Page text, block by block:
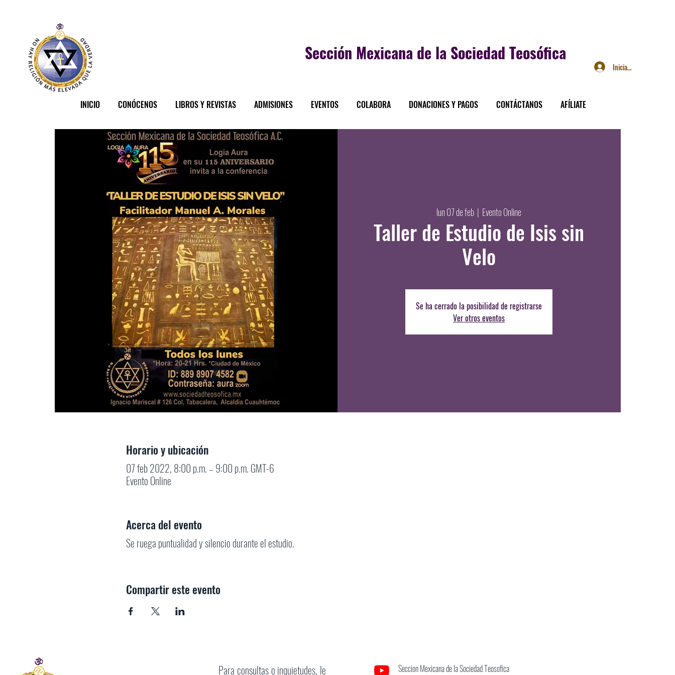
Sección Mexicana de la Sociedad Teosófica
INICIO CONÓCENOS LIBROS Y REVISTAS ADMISIONES EVENTOS COLABORA DONACIONES Y PAGOS CONTÁCTANOS AFÍLIATE
Iniciar sesión
lun 07 de feb
  |
Evento Online
Taller de Estudio de Isis sin
Velo
Se ha cerrado la posibilidad de registrarse
Ver otros eventos
Horario y ubicación
07 feb 2022, 8:00 p.m. – 9:00 p.m. GMT-6
Evento Online
Acerca del evento
Se ruega puntualidad y silencio durante el estudio.
Compartir este evento
Para consultas o inquietudes, le Seccion Mexicana de la Sociedad Teosofica